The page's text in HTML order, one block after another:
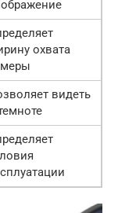
охвата
видеть